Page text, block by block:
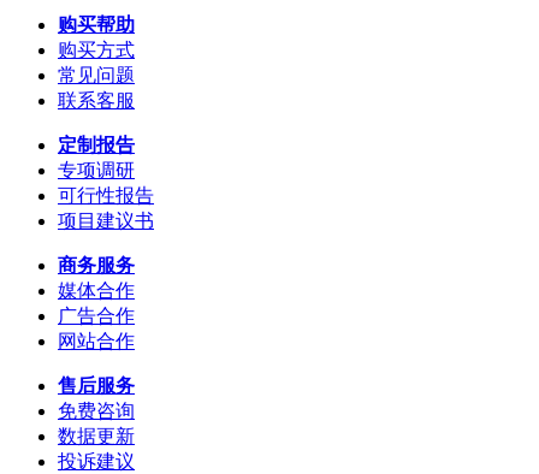
购买帮助
购买方式
常见问题
联系客服
定制报告
专项调研
可行性报告
项目建议书
商务服务
媒体合作
广告合作
网站合作
售后服务
免费咨询
数据更新
投诉建议